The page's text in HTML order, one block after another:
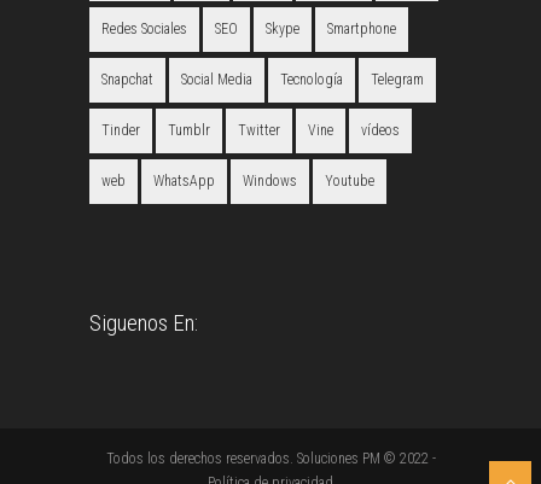
Redes Sociales SEO Skype Smartphone
Snapchat Social Media Tecnología Telegram
Tinder Tumblr Twitter Vine vídeos
web WhatsApp Windows Youtube
Siguenos En:
Todos los derechos reservados. Soluciones PM © 2022 -